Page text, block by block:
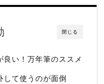
閉じる
い！万年筆のススメ
して使うのが面倒